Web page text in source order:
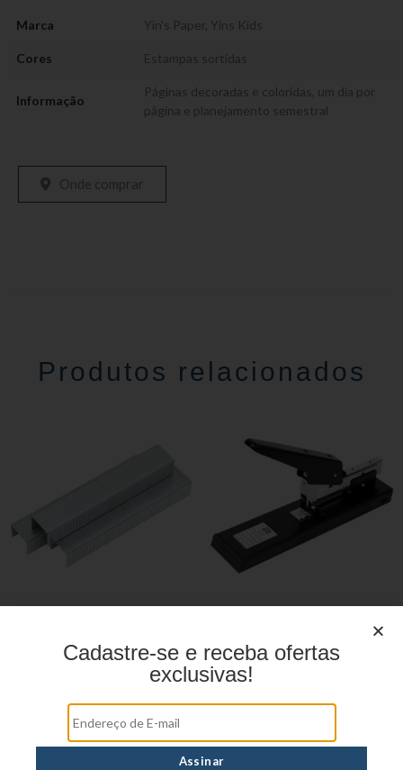
Marca Yin's Paper Yins Kids
Cores Estampas sortidas
Informação
Páginas decoradas e coloridas, um dia por
página e planejamento semestral
Onde comprar
Produtos relacionados
Grampeador de Mesa
Cadastre-se e receba ofertas
exclusivas!